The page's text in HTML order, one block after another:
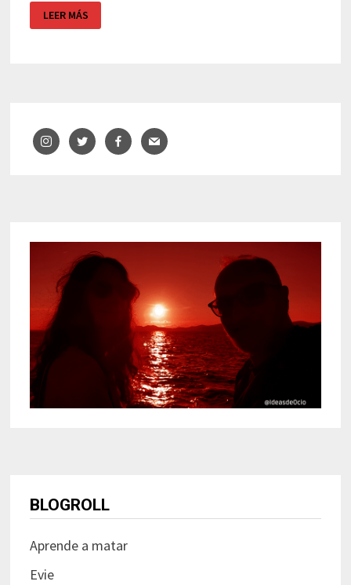
PIZZERIA
RESTAURANTE
CANTONATA
LEER MÁS
BLOGROLL
Aprende a matar
Evie